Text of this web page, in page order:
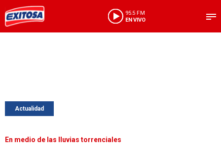
95.5 FM
EN VIVO
Actualidad
En medio de las lluvias torrenciales